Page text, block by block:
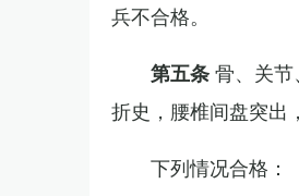
兵不合格。
第五条骨、关
折史，腰椎间盘突出
下列情况合格：